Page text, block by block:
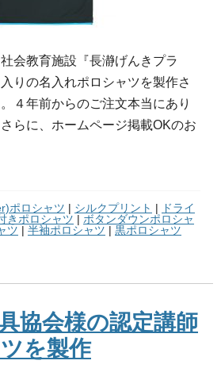
会教育施設『長瀞げんきプラ
りの名入れポロシャツを製作さ
４年前からのご注文本当にあり
らに、ホームページ掲載OKのお
ポロシャツ | シルクプリント |
ドライ
きポロシャツ | ボタンダウンポロシャ
ツ | 半袖ポロシャツ | 黒ポロシャツ
協会様の認定講師
を製作